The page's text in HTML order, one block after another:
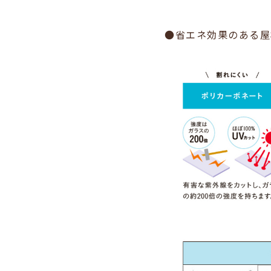
●省エネ効果のある